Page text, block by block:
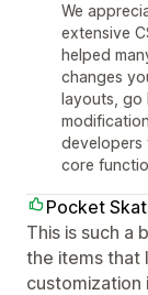
We
extensive
helped
changes
layouts, go
developers
core
Pocket
This is such a
the items that
customization